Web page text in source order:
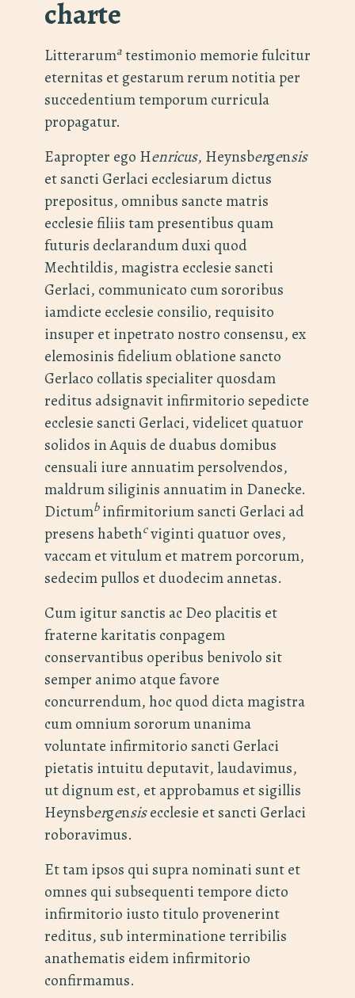
charte
Litteraruma testimonio memorie fulcitur
eternitas et gestarum rerum notitia per
succedentium temporum curricula
propagatur.
Eapropter ego Henricus, Heynsbergensis
et sancti Gerlaci ecclesiarum dictus
prepositus, omnibus sancte matris
ecclesie filiis tam presentibus quam
futuris declarandum duxi quod
Mechtildis, magistra ecclesie sancti
Gerlaci, communicato cum sororibus
iamdicte ecclesie consilio, requisito
insuper et inpetrato nostro consensu, ex
elemosinis fidelium oblatione sancto
Gerlaco collatis specialiter quosdam
reditus adsignavit infirmitorio sepedicte
ecclesie sancti Gerlaci, videlicet quatuor
solidos in Aquis de duabus domibus
censuali iure annuatim persolvendos,
maldrum siliginis annuatim in Danecke.
Dictumbinfirmitorium sancti Gerlaci ad
presens habethcviginti quatuor oves,
vaccam et vitulum et matrem porcorum,
sedecim pullos et duodecim annetas.
Cum igitur sanctis ac Deo placitis et
fraterne karitatis conpagem
conservantibus operibus benivolo sit
semper animo atque favore
concurrendum, hoc quod dicta magistra
cum omnium sororum unanima
voluntate infirmitorio sancti Gerlaci
pietatis intuitu deputavit, laudavimus,
ut dignum est, et approbamus et sigillis
Heynsbergensisecclesie et sancti Gerlaci
roboravimus.
Et tam ipsos qui supra nominati sunt et
omnes qui subsequenti tempore dicto
infirmitorio iusto titulo provenerint
reditus, sub interminatione terribilis
anathematis eidem infirmitorio
confirmamus.